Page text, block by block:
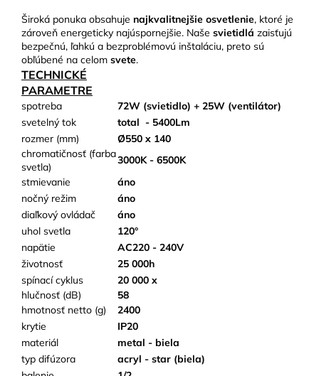
Široká ponuka obsahuje najkvalitnejšie osvetlenie, ktoré je
zároveň energeticky najúspornejšie. Naše svietidlá zaisťujú
bezpečnú, ľahkú a bezproblémovú inštaláciu, preto sú
obľúbené na celom svete.
TECHNICKÉ
PARAMETRE
spotreba
72W (svietidlo) + 25W (ventilátor)
svetelný tok
total - 5400Lm
rozmer (mm)
Ø550 x 140
chromatičnosť (farba
svetla)
3000K - 6500K
stmievanie
áno
nočný režim
áno
diaľkový ovládač
áno
uhol svetla
120°
napätie
AC220 - 240V
životnosť
25 000h
spínací cyklus
20 000 x
hlučnosť (dB)
58
hmotnosť netto (g)
2400
krytie
IP20
materiál
metal - biela
typ difúzora
acryl - star (biela)